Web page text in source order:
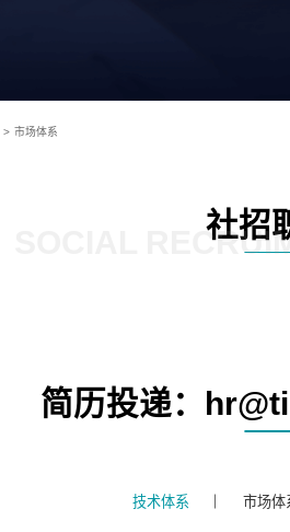
> 市场体系
社招
SOCIAL
简历投递：
技术体系 市场体